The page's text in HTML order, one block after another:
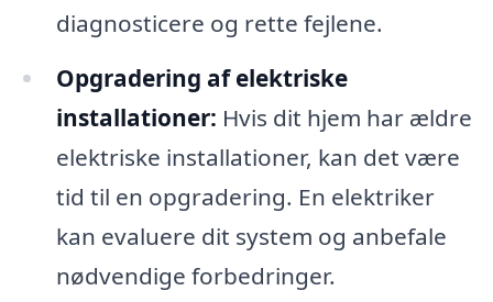
diagnosticere og rette fejlene.
Opgradering af elektriske
installationer: Hvis dit hjem har ældre
elektriske installationer, kan det være
tid til en opgradering. En elektriker
kan evaluere dit system og anbefale
nødvendige forbedringer.